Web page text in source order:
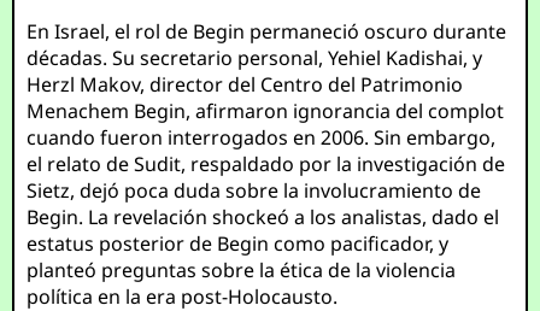
En Israel, el rol de Begin permaneció oscuro durante
décadas. Su secretario personal, Yehiel Kadishai, y
Herzl Makov, director del Centro del Patrimonio
Menachem Begin, afirmaron ignorancia del complot
cuando fueron interrogados en 2006. Sin embargo,
el relato de Sudit, respaldado por la investigación de
Sietz, dejó poca duda sobre la involucramiento de
Begin. La revelación shockeó a los analistas, dado el
estatus posterior de Begin como pacificador, y
planteó preguntas sobre la ética de la violencia
política en la era post-Holocausto.